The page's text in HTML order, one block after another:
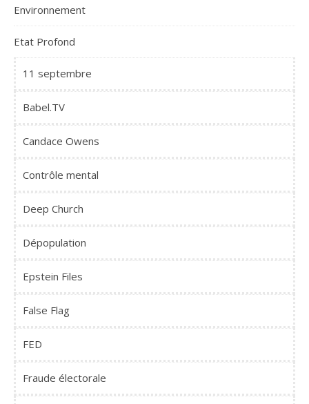
Environnement
Etat Profond
11 septembre
Babel.TV
Candace Owens
Contrôle mental
Deep Church
Dépopulation
Epstein Files
False Flag
FED
Fraude électorale